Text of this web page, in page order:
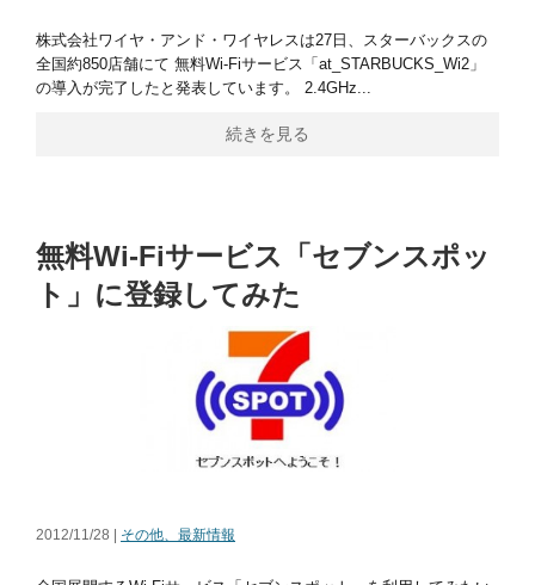
株式会社ワイヤ・アンド・ワイヤレスは27日、スターバックスの
全国約850店舗にて 無料Wi-Fiサービス「at_STARBUCKS_Wi2」
の導入が完了したと発表しています。 2.4GHz...
続きを見る
無料Wi-Fiサービス「セブンスポッ
ト」に登録してみた
2012/11/28 | その他、最新情報